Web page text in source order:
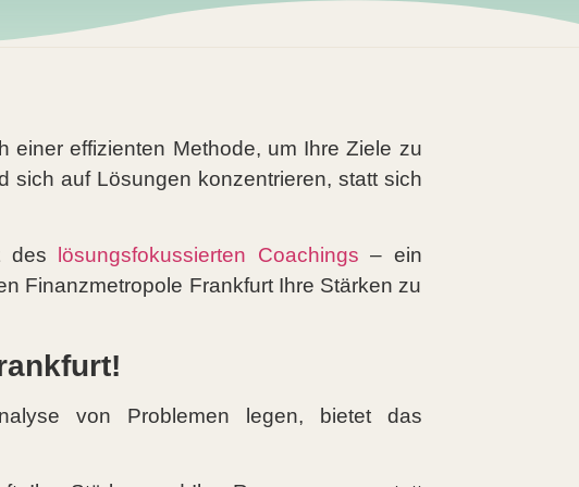
einer effizienten Methode, um Ihre Ziele zu
sich auf Lösungen konzentrieren, statt sich
des lösungsfokussierten Coachings – ein
Finanzmetropole Frankfurt Ihre Stärken zu
von Problemen legen, bietet das